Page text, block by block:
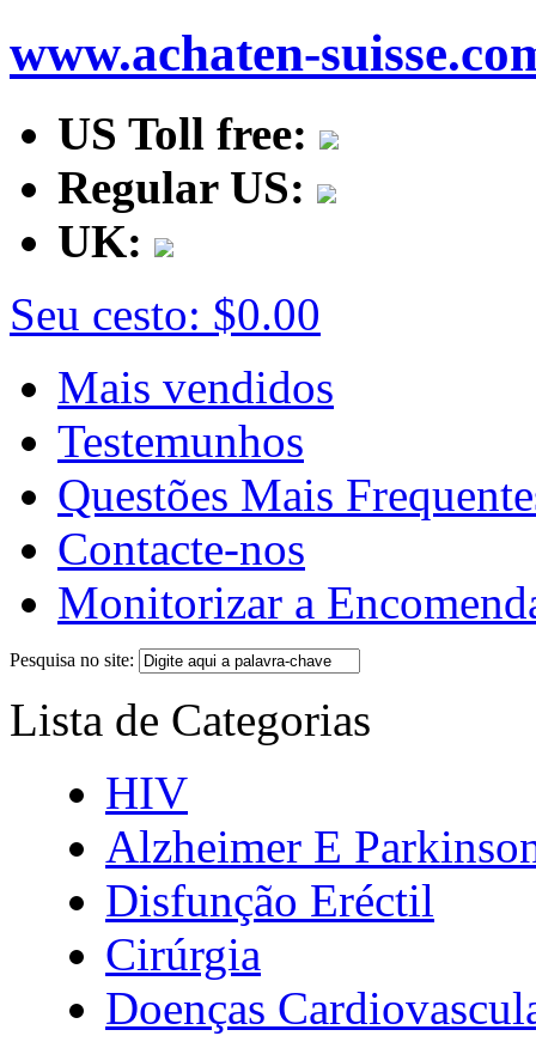
www.achaten-
US Toll free:
Regular US:
UK:
Seu cesto: $0.00
Mais vendidos
Testemunhos
Questões Mais
Contacte-nos
Monitorizar a
Pesquisa no site:
Lista de Categorias
HIV
Alzheimer E
Disfunção Eréctil
Cirúrgia
Doenças